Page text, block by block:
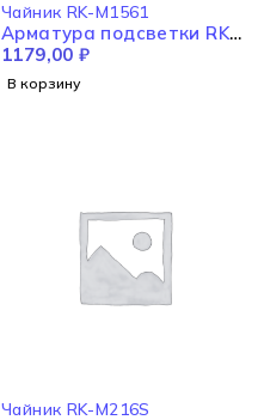
Чайник RK-M1561
Арматура подсветки RK-
M1561
1179,00 ₽
В корзину
Чайник RK-M216S